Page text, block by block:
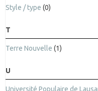
Style / type (0)
T
Terre Nouvelle (1)
U
Université Populaire de